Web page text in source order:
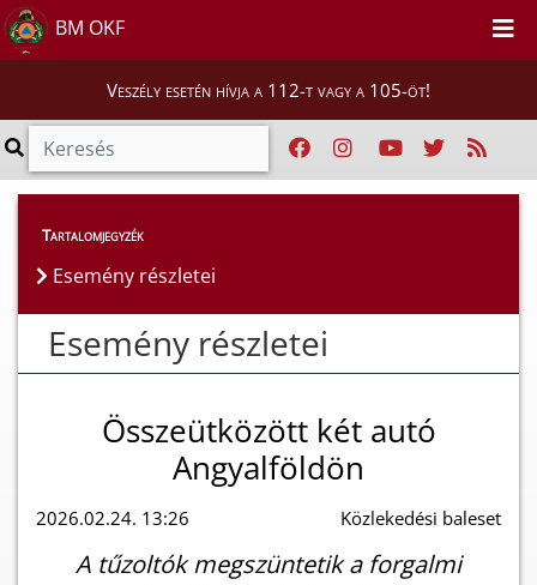
BM OKF
Veszély esetén hívja a 112-t vagy a 105-öt!
Esemény részletei
Tartalomjegyzék
Esemény részletei
Esemény részletei
Összeütközött két autó
Angyalföldön
2026.02.24. 13:26 Közlekedési baleset
A tűzoltók megszüntetik a forgalmi